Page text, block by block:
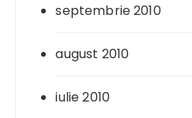
septembrie 2010
august 2010
iulie 2010